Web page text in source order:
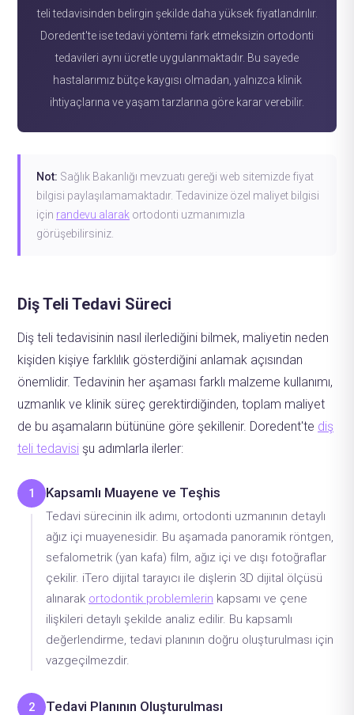
teli tedavisinden belirgin şekilde daha yüksek fiyatlandırılır.
Doredent'te ise tedavi yöntemi fark etmeksizin ortodonti
tedavileri aynı ücretle uygulanmaktadır. Bu sayede
hastalarımız bütçe kaygısı olmadan, yalnızca klinik
ihtiyaçlarına ve yaşam tarzlarına göre karar verebilir.
Not: Sağlık Bakanlığı mevzuatı gereği web sitemizde fiyat
bilgisi paylaşılamamaktadır. Tedavinize özel maliyet bilgisi
için randevu alarak ortodonti uzmanımızla
görüşebilirsiniz.
Diş Teli Tedavi Süreci
Diş teli tedavisinin nasıl ilerlediğini bilmek, maliyetin neden
kişiden kişiye farklılık gösterdiğini anlamak açısından
önemlidir. Tedavinin her aşaması farklı malzeme kullanımı,
uzmanlık ve klinik süreç gerektirdiğinden, toplam maliyet
de bu aşamaların bütününe göre şekillenir. Doredent'te diş
teli tedavisi şu adımlarla ilerler:
1 Kapsamlı Muayene ve Teşhis
Tedavi sürecinin ilk adımı, ortodonti uzmanının detaylı
ağız içi muayenesidir. Bu aşamada panoramik röntgen,
sefalometrik (yan kafa) film, ağız içi ve dışı fotoğraflar
çekilir. iTero dijital tarayıcı ile dişlerin 3D dijital ölçüsü
alınarak ortodontik problemlerin kapsamı ve çene
ilişkileri detaylı şekilde analiz edilir. Bu kapsamlı
değerlendirme, tedavi planının doğru oluşturulması için
vazgeçilmezdir.
2 Tedavi Planının Oluşturulması